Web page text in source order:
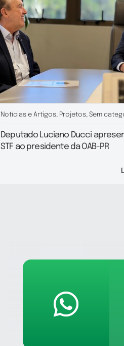
Notícias e Artigos, Projetos,Sem
Deputado Luciano Ducci
STF ao presidente da OAB-PR